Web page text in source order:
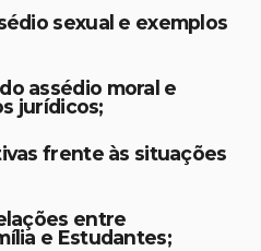
sexual e exemplos
assédio moral e
jurídicos;
frente às situações
entre
e Estudantes;